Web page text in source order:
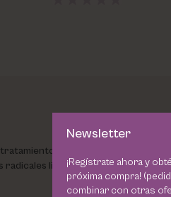
anti-fotoenvejecimiento
libres, reafirma, suaviza
Newsletter
¡Regístrate ahora y
próxima compra!
combinar con otras